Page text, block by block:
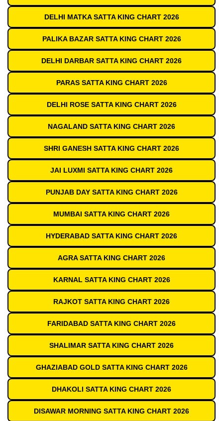
DELHI MATKA SATTA KING CHART 2026
PALIKA BAZAR SATTA KING CHART 2026
DELHI DARBAR SATTA KING CHART 2026
PARAS SATTA KING CHART 2026
DELHI ROSE SATTA KING CHART 2026
NAGALAND SATTA KING CHART 2026
SHRI GANESH SATTA KING CHART 2026
JAI LUXMI SATTA KING CHART 2026
PUNJAB DAY SATTA KING CHART 2026
MUMBAI SATTA KING CHART 2026
HYDERABAD SATTA KING CHART 2026
AGRA SATTA KING CHART 2026
KARNAL SATTA KING CHART 2026
RAJKOT SATTA KING CHART 2026
FARIDABAD SATTA KING CHART 2026
SHALIMAR SATTA KING CHART 2026
GHAZIABAD GOLD SATTA KING CHART 2026
DHAKOLI SATTA KING CHART 2026
DISAWAR MORNING SATTA KING CHART 2026